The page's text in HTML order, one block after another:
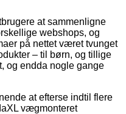
at sammenligne
webshops, og
på nettet været tvunget
– til børn, og tillige
og endda nogle gange
at efterse indtil flere
vægmonteret